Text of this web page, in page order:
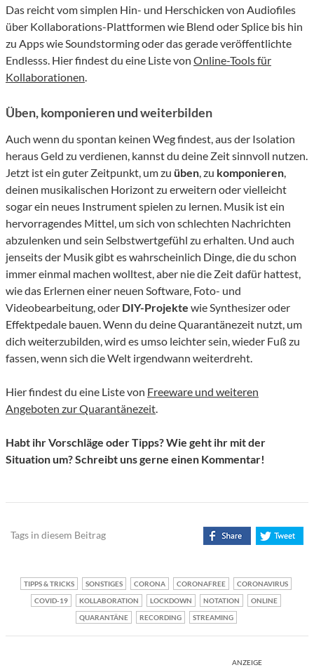
Das reicht vom simplen Hin- und Herschicken von Audiofiles
über Kollaborations-Plattformen wie Blend oder Splice bis hin
zu Apps wie Soundstorming oder das gerade veröffentlichte
Endlesss. Hier findest du eine Liste von Online-Tools für
Kollaborationen
Üben, komponieren und weiterbilden
Auch wenn du spontan keinen Weg findest, aus der Isolation
heraus Geld zu verdienen, kannst du deine Zeit sinnvoll nutzen.
Jetzt ist ein guter Zeitpunkt, um zu üben , zu komponieren
deinen musikalischen Horizont zu erweitern oder vielleicht
sogar ein neues Instrument spielen zu lernen. Musik ist ein
hervorragendes Mittel, um sich von schlechten Nachrichten
abzulenken und sein Selbstwertgefühl zu erhalten. Und auch
jenseits der Musik gibt es wahrscheinlich Dinge, die du schon
immer einmal machen wolltest, aber nie die Zeit dafür hattest,
wie das Erlernen einer neuen Software, Foto- und
Videobearbeitung, oder DIY-Projekte wie Synthesizer oder
Effektpedale bauen. Wenn du deine Quarantänezeit nutzt, um
dich weiterzubilden, wird es umso leichter sein, wieder Fuß zu
fassen, wenn sich die Welt irgendwann weiterdreht.
Hier findest du eine Liste von Freeware und weiteren
Angeboten zur Quarantänezeit
Habt ihr Vorschläge oder Tipps? Wie geht ihr mit der
Situation um? Schreibt uns gerne einen Kommentar!
Tags in diesem Beitrag
TIPPS & TRICKS SONSTIGES CORONA CORONAFREE
CORONAVIRUS
COVID-19
KOLLABORATION LOCKDOWN NOTATION
ONLINE
QUARANTÄNE
RECORDING STREAMING
ANZEIGE